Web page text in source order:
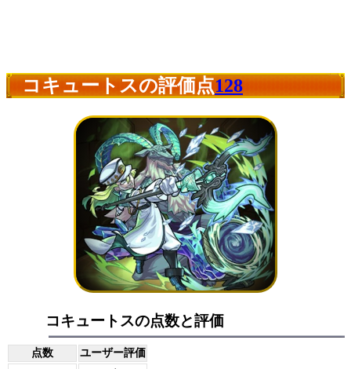
コキュートスの評価点128
コキュートスの点数と評価
点数 ユーザー評価